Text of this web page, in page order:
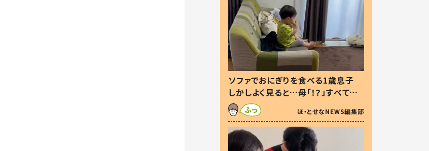
ソファでおにぎりを食べる1歳息子
しかしよく見ると…母「！？」すべてを
察した母の投稿に「可愛いから許
す！」「現行犯〜」
ほ・とせなNEWS編集部